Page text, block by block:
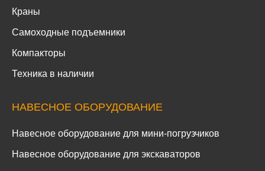
Краны
Самоходные подъемники
Компакторы
Техника в наличии
НАВЕСНОЕ ОБОРУДОВАНИЕ
Навесное оборудование для мини-погрузчиков
Навесное оборудование для экскаваторов